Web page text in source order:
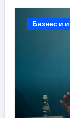
Бизнес и